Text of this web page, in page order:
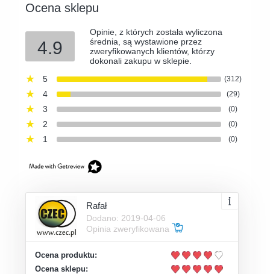
Ocena sklepu
4.9
Opinie, z których została wyliczona
średnia, są wystawione przez
zweryfikowanych klientów, którzy
dokonali zakupu w sklepie.
5
(312)
4 (29)
3 (0)
2 (0)
1 (0)
Rafał
Dodano: 2019-04-06
Opinia zweryfikowana
Ocena produktu:
Ocena sklepu: